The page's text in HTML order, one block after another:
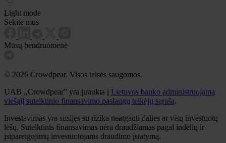
Light mode
Sekite mus
Mūsų bendruomenė
© 2026 Crowdpear. Visos teisės saugomos.
UAB ,,Crowdpear” yra įtraukta į Lietuvos banko administruojamą
viešąjį sutelktinio finansavimo paslaugų teikėjų sąrašą.
Investavimas yra susijęs su rizika neatgauti dalies ar visų investuotų
lėšų. Sutelktinis finansavimas nėra draudžiamas pagal indėlių ir
įsipareigojimų investuotojams draudimo įstatymą.